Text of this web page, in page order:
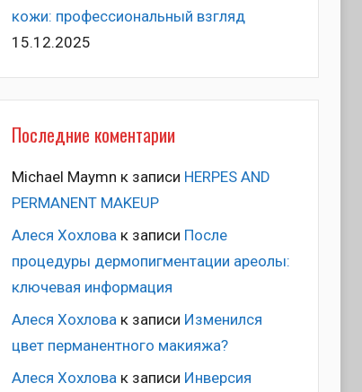
кожи: профессиональный взгляд
15.12.2025
Последние коментарии
Michael Maymn к записи HERPES AND
PERMANENT MAKEUP
Алеся Хохловак записи После
процедуры дермопигментации ареолы:
ключевая информация
Алеся Хохлова к записи Изменился
цвет перманентного макияжа?
Алеся Хохлова к записи Инверсия